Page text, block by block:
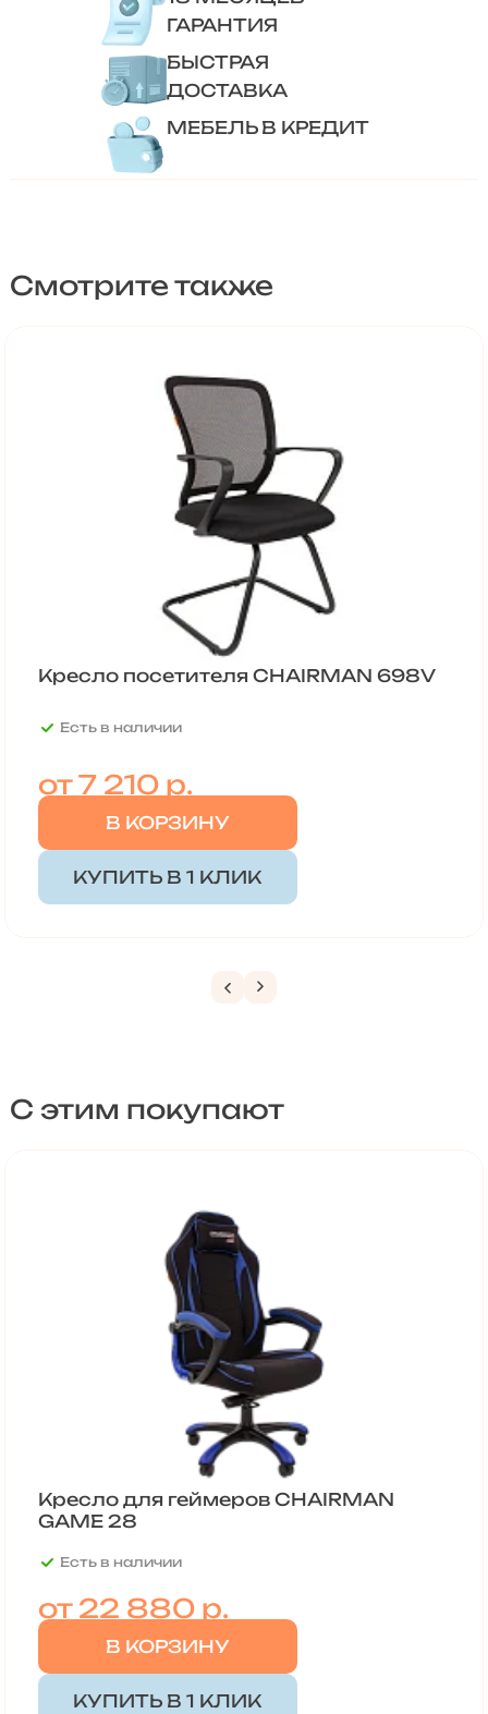
ГАРАНТИЯ
БЫСТРАЯ
ДОСТАВКА
МЕБЕЛЬ В КРЕДИТ
Смотрите также
Кресло посетителя CHAIRMAN 698V
Есть в наличии
от7 210 р.
В КОРЗИНУ
КУПИТЬ В 1 КЛИК
С этим покупают
Кресло для геймеров CHAIRMAN
GAME 28
Есть в наличии
от 22 880 р.
В КОРЗИНУ
КУПИТЬ В 1 КЛИК